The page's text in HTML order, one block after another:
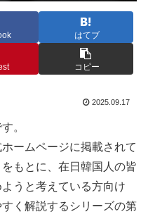
はてブ
コピー
2025.09.17
。
ームページに掲載されて
もとに、在日韓国人の皆
うと考えている方向け
く解説するシリーズの第